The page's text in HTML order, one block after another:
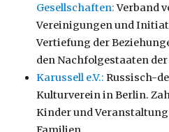
Gesellschaften:Verband
Vereinigungen und
Vertiefung der
den Nachfolgestaaten der
Karussell e.V.: Russisch-
Kulturverein in Berlin.
Kinder und